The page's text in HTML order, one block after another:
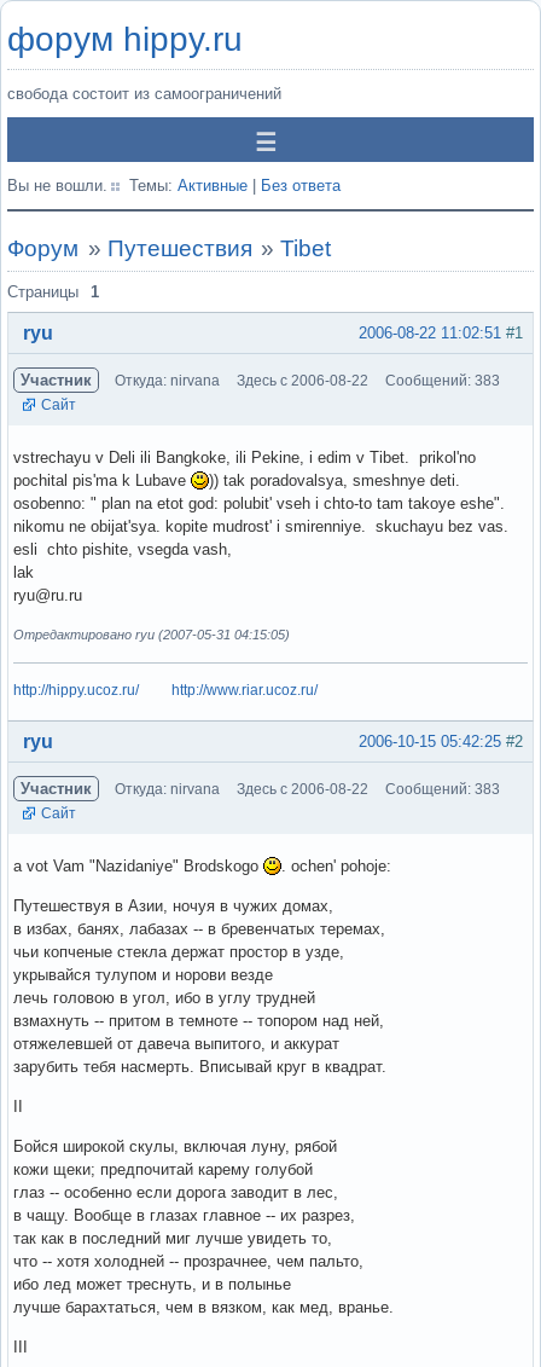
форум hippy.ru
свобода состоит из самоограничений
Вы не вошли. Темы: Активные Без ответа
Форум » Путешествия »Tibet
Страницы 1
#1
2006-08-22 11:02:51
ryu
Участник Откуда: nirvana Здесь с 2006-08-22
Сообщений: 383
Сайт
vstrechayu v Deli ili Bangkoke, ili Pekine, i edim v Tibet. prikol'no
pochital pis'ma k Lubave
)) tak poradovalsya, smeshnye deti.
osobenno: " plan na etot god: polubit' vseh i chto-to tam takoye eshe".
nikomu ne obijat'sya. kopite mudrost' i smirenniye. skuchayu bez vas.
esli chto pishite, vsegda vash,
lak
ryu@ru.ru
Отредактировано ryu (2007-05-31 04:15:05)
http://hippy.ucoz.ru/ http://www.riar.ucoz.ru/
Вне форума #2
2006-10-15 05:42:25
ryu
Участник Откуда: nirvana Здесь с 2006-08-22
Сообщений: 383
Сайт
a vot Vam "Nazidaniye" Brodskogo . ochen' pohoje:
Путешествуя в Азии, ночуя в чужих домах,
в избах, банях, лабазах -- в бревенчатых теремах,
чьи копченые стекла держат простор в узде,
укрывайся тулупом и норови везде
лечь головою в угол, ибо в углу трудней
взмахнуть -- притом в темноте -- топором над ней,
отяжелевшей от давеча выпитого, и аккурат
зарубить тебя насмерть. Вписывай круг в квадрат.
Бойся широкой скулы, включая луну, рябой
кожи щеки; предпочитай карему голубой
глаз -- особенно если дорога заводит в лес,
в чащу. Вообще в глазах главное -- их разрез,
так как в последний миг лучше увидеть то,
что -- хотя холодней -- прозрачнее, чем пальто,
ибо лед может треснуть, и в полынье
лучше барахтаться, чем в вязком, как мед, вранье.